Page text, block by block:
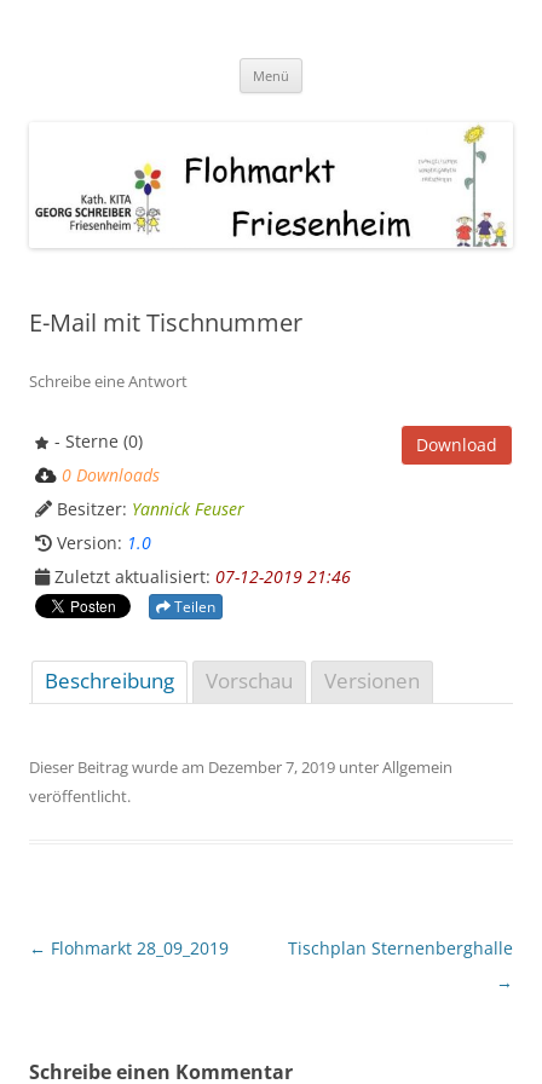
Menü
E-Mail mit Tischnummer
Schreibe eine Antwort
Download
- Sterne (0)
0 Downloads
Besitzer: Yannick Feuser
Version: 1.0
Zuletzt aktualisiert: 07-12-2019 21:46
Teilen
Beschreibung Vorschau Versionen
Dieser Beitrag wurde am Dezember 7, 2019 unter Allgemein
veröffentlicht.
Beitragsnavigation
← Flohmarkt 28_09_2019
Tischplan Sternenberghalle
→
Schreibe einen Kommentar